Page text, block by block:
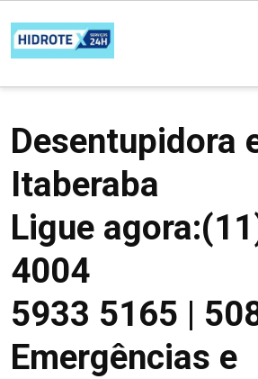
Desentupidora
Itaberaba
Ligue
4004
5933 5165 |
Emergências e